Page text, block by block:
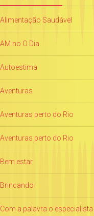
Alimentação Saudável
AM no O Dia
Autoestima
Aventuras
Aventuras perto do Rio
Aventuras perto do Rio
Bem estar
Brincando
Com a palavra o especialista